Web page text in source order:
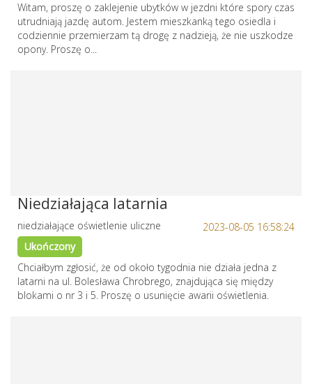
Witam, proszę o zaklejenie ubytków w jezdni które spory czas
utrudniają jazdę autom. Jestem mieszkanką tego osiedla i
codziennie przemierzam tą drogę z nadzieją, że nie uszkodze
opony. Proszę o...
Niedziałająca latarnia
2023-08-05 16:58:24
niedziałające oświetlenie uliczne
Ukończony
Chciałbym zgłosić, że od około tygodnia nie działa jedna z
latarni na ul. Bolesława Chrobrego, znajdująca się między
blokami o nr 3 i 5. Proszę o usunięcie awarii oświetlenia.